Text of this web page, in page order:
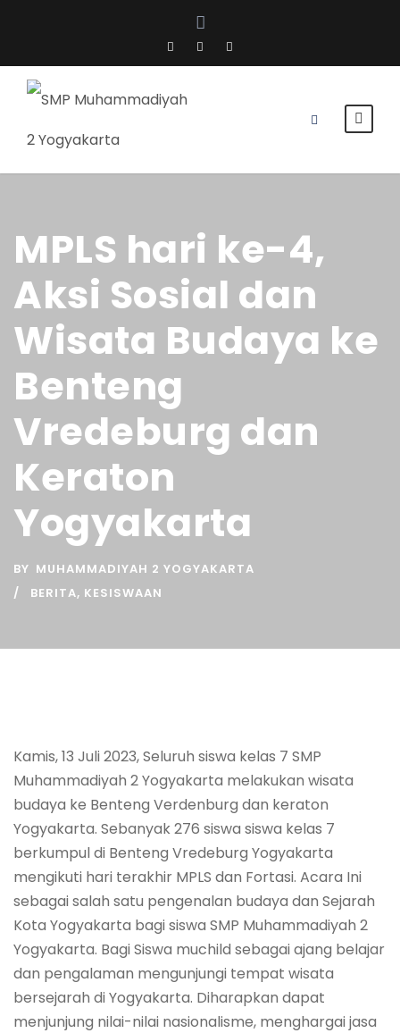
MPLS hari ke-4,
Aksi Sosial dan
Wisata Budaya ke
Benteng
Vredeburg dan
Keraton
Yogyakarta
BY MUHAMMADIYAH 2 YOGYAKARTA
BERITA, KESISWAAN
Kamis, 13 Juli 2023, Seluruh siswa kelas 7 SMP
Muhammadiyah 2 Yogyakarta melakukan wisata
budaya ke Benteng Verdenburg dan keraton
Yogyakarta. Sebanyak 276 siswa siswa kelas 7
berkumpul di Benteng Vredeburg Yogyakarta
mengikuti hari terakhir MPLS dan Fortasi. Acara Ini
sebagai salah satu pengenalan budaya dan Sejarah
Kota Yogyakarta bagi siswa SMP Muhammadiyah 2
Yogyakarta. Bagi Siswa muchild sebagai ajang belajar
dan pengalaman mengunjungi tempat wisata
bersejarah di Yogyakarta. Diharapkan dapat
menjunjung nilai-nilai nasionalisme, menghargai jasa